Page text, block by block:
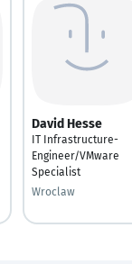
David Hesse
IT Infrastructure-
Engineer/VMware
Specialist
Wroclaw